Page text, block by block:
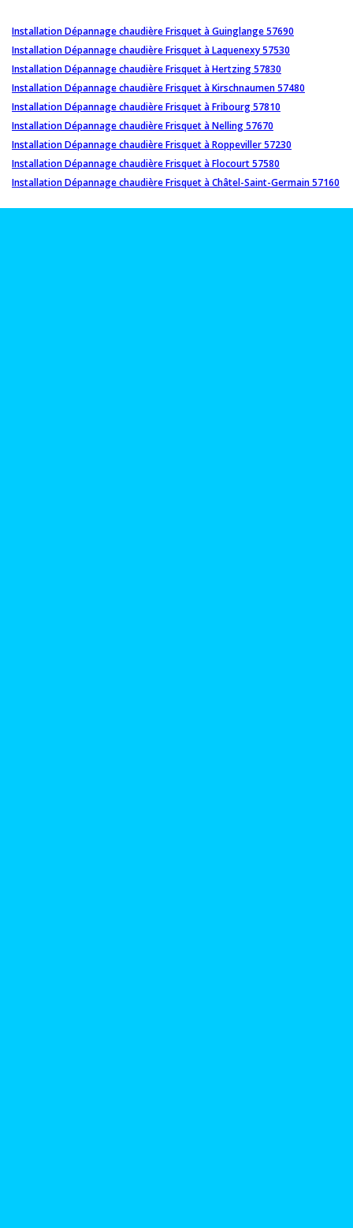
Installation Dépannage chaudière Frisquet à Guinglange 57690
Installation Dépannage chaudière Frisquet à Laquenexy 57530
Installation Dépannage chaudière Frisquet à Hertzing 57830
Installation Dépannage chaudière Frisquet à Kirschnaumen 57480
Installation Dépannage chaudière Frisquet à Fribourg 57810
Installation Dépannage chaudière Frisquet à Nelling 57670
Installation Dépannage chaudière Frisquet à Roppeviller 57230
Installation Dépannage chaudière Frisquet à Flocourt 57580
Installation Dépannage chaudière Frisquet à Châtel-Saint-Germain 57160